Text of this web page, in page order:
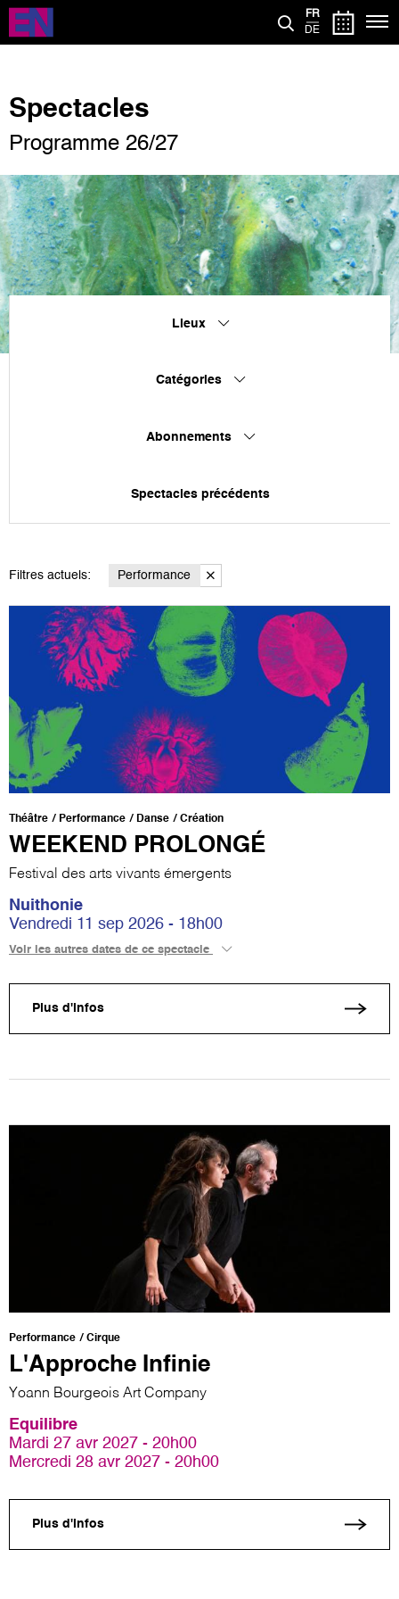
Aller
contenu
FR
DE
Spectacles
Programme 26/27
Lieux
Catégories
Abonnements
Spectacles précédents
Filtres actuels: Performance
Théâtre Performance Danse Création
WEEKEND PROLONGÉ
Festival des arts vivants émergents
Nuithonie
Vendredi 11 sep 2026 - 18h00
Voir les autres dates de ce spectacle
Plus d'infos
Performance Cirque
L'Approche Infinie
Yoann Bourgeois Art Company
Equilibre
Mardi 27 avr 2027 - 20h00
Mercredi 28 avr 2027 - 20h00
Plus d'infos